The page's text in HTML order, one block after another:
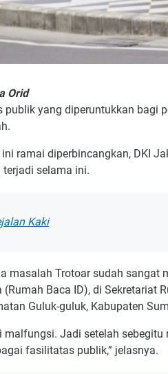
Orid
yang diperuntukkan bagi
ramai diperbincangkan, DKI
selama ini.
Kaki
masalah Trotoar sudah sangat
Baca ID), di Sekretariat
Guluk-guluk, Kabupaten
malfungsi. Jadi setelah
fasilitatas publik,” jelasnya.